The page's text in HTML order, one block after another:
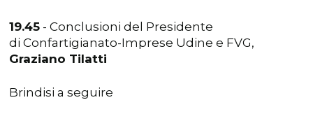
19.45- Conclusioni del Presidente
di Confartigianato-Imprese Udine e FVG,
Graziano Tilatti
Brindisi a seguire